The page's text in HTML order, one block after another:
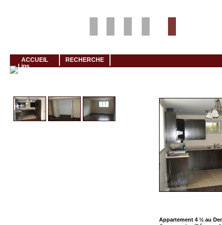
ACCUEIL RECHERCHE
Appartement 4 ½ au